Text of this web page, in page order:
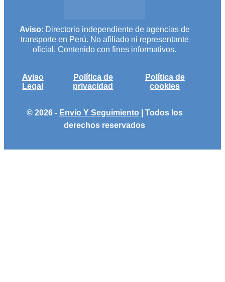
Aviso: Directorio independiente de agencias de
transporte en Perú. No afiliado ni representante
oficial. Contenido con fines informativos.
Aviso
Legal
Política de
privacidad
Política de
cookies
© 2026 - Envío Y Seguimiento | Todos los
derechos reservados